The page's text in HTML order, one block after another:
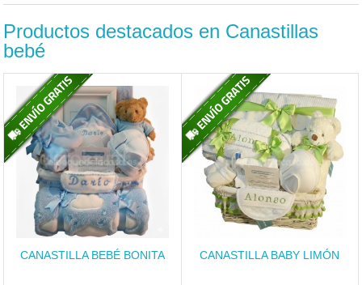
Productos destacados en Canastillas
bebé
CANASTILLA BEBÉ BONITA CANASTILLA BABY LIMÓN